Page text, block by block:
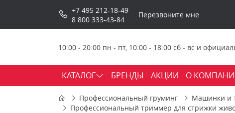
+7 495 212-18-49
8 800 333-43-84
Перезвоните мне
10:00 - 20:00 пн - пт, 10:00 - 18:00 сб - вс и
КАТАЛОГ БРЕНДЫ АКЦИИ О
Профессиональный груминг
Машинки и
Профессиональный триммер для стрижки